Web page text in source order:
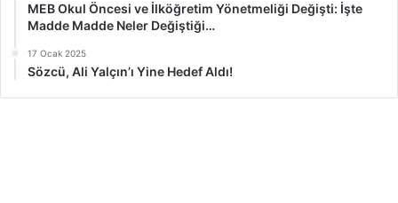
MEB Okul Öncesi ve İlköğretim Yönetmeliği Değişti: İşte
Madde Madde Neler Değiştiği…
17 Ocak 2025
Sözcü, Ali Yalçın’ı Yine Hedef Aldı!